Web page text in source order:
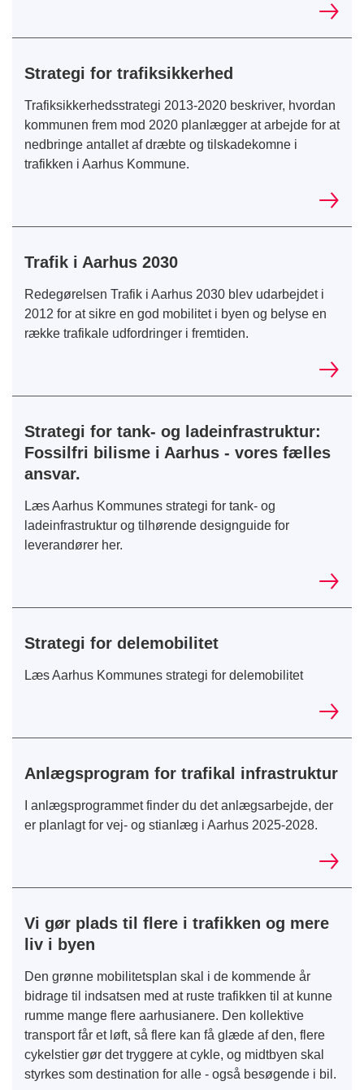
Strategi for trafiksikkerhed
Trafiksikkerhedsstrategi 2013-2020 beskriver, hvordan
kommunen frem mod 2020 planlægger at arbejde for at
nedbringe antallet af dræbte og tilskadekomne i
trafikken i Aarhus Kommune.
Trafik i Aarhus 2030
Redegørelsen Trafik i Aarhus 2030 blev udarbejdet i
2012 for at sikre en god mobilitet i byen og belyse en
række trafikale udfordringer i fremtiden.
Strategi for tank- og ladeinfrastruktur:
Fossilfri bilisme i Aarhus - vores fælles
ansvar.
Læs Aarhus Kommunes strategi for tank- og
ladeinfrastruktur og tilhørende designguide for
leverandører her.
Strategi for delemobilitet
Læs Aarhus Kommunes strategi for delemobilitet
Anlægsprogram for trafikal infrastruktur
I anlægsprogrammet finder du det anlægsarbejde, der
er planlagt for vej- og stianlæg i Aarhus 2025-2028.
Vi gør plads til flere i trafikken og mere
liv i byen
Den grønne mobilitetsplan skal i de kommende år
bidrage til indsatsen med at ruste trafikken til at kunne
rumme mange flere aarhusianere. Den kollektive
transport får et løft, så flere kan få glæde af den, flere
cykelstier gør det tryggere at cykle, og midtbyen skal
styrkes som destination for alle - også besøgende i bil.